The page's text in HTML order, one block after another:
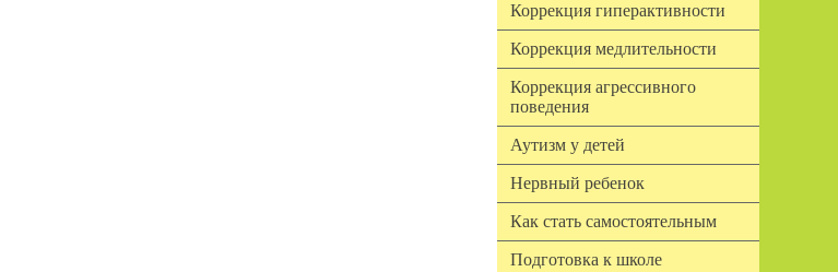
Коррекция гиперактивности
Коррекция медлительности
Коррекция агрессивного
поведения
Аутизм у детей
Нервный ребенок
Как стать самостоятельным
Подготовка к школе